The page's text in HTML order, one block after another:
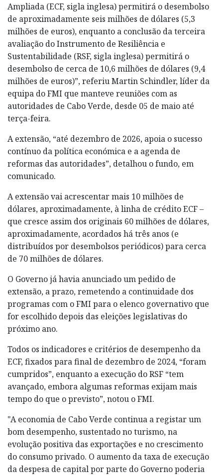
Ampliada (ECF, sigla inglesa) permitirá o desembolso
de aproximadamente seis milhões de dólares (5,3
milhões de euros), enquanto a conclusão da terceira
avaliação do Instrumento de Resiliência e
Sustentabilidade (RSF, sigla inglesa) permitirá o
desembolso de cerca de 10,6 milhões de dólares (9,4
milhões de euros)”, referiu Martin Schindler, líder da
equipa do FMI que manteve reuniões com as
autoridades de Cabo Verde, desde 05 de maio até
terça-feira.
A extensão, “até dezembro de 2026, apoia o sucesso
contínuo da política económica e a agenda de
reformas das autoridades”, detalhou o fundo, em
comunicado.
A extensão vai acrescentar mais 10 milhões de
dólares, aproximadamente, à linha de crédito ECF –
que cresce assim dos originais 60 milhões de dólares,
aproximadamente, acordados há três anos (e
distribuídos por desembolsos periódicos) para cerca
de 70 milhões de dólares.
O Governo já havia anunciado um pedido de
extensão, a prazo, remetendo a continuidade dos
programas com o FMI para o elenco governativo que
for escolhido depois das eleições legislativas do
próximo ano.
Todos os indicadores e critérios de desempenho da
ECF, fixados para final de dezembro de 2024, “foram
cumpridos”, enquanto a execução do RSF “tem
avançado, embora algumas reformas exijam mais
tempo do que o previsto”, notou o FMI.
"A economia de Cabo Verde continua a registar um
bom desempenho, sustentado no turismo, na
evolução positiva das exportações e no crescimento
do consumo privado. O aumento da taxa de execução
da despesa de capital por parte do Governo poderia